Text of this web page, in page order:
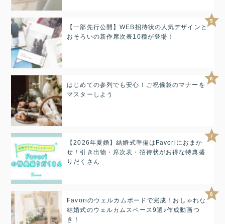
5
【一部先行公開】WEB招待状の人気デザインと
おそろいの新作席次表10種が登場！
6
はじめての参列でも安心！ご祝儀袋のマナーを
マスターしよう
7
【2026年夏婚】結婚式準備はFavoriにおまか
せ！引き出物・席次表・招待状がお得な特典盛
りだくさん
8
Favoriのウェルカムボードで完成！おしゃれな
結婚式のウェルカムスペース9選♪作成動画つ
き！